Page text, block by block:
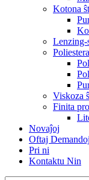
Kotona
Lenzing-
Viskoza
Finita
Novaĵoj
Oftaj Demandoj
Pri ni
Kontaktu Nin